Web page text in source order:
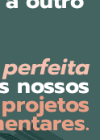
perfeita
nossos
projetos